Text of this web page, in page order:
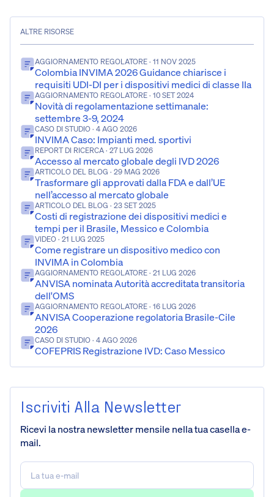
ALTRE RISORSE
AGGIORNAMENTO REGOLATORE · 11 NOV 2025
Colombia INVIMA 2026 Guidance chiarisce i
requisiti UDI-DI per i dispositivi medici di classe IIa
AGGIORNAMENTO REGOLATORE · 10 SET 2024
Novità di regolamentazione settimanale:
settembre 3-9, 2024
CASO DI STUDIO · 4 AGO 2026
INVIMA Caso: Impianti med. sportivi
REPORT DI RICERCA · 27 LUG 2026
Accesso al mercato globale degli IVD 2026
ARTICOLO DEL BLOG · 29 MAG 2026
Trasformare gli approvati dalla FDA e dall’UE
nell’accesso al mercato globale
ARTICOLO DEL BLOG · 23 SET 2025
Costi di registrazione dei dispositivi medici e
tempi per il Brasile, Messico e Colombia
VIDEO · 21 LUG 2025
Come registrare un dispositivo medico con
INVIMA in Colombia
AGGIORNAMENTO REGOLATORE · 21 LUG 2026
ANVISA nominata Autorità accreditata transitoria
dell'OMS
AGGIORNAMENTO REGOLATORE · 16 LUG 2026
ANVISA Cooperazione regolatoria Brasile-Cile
2026
CASO DI STUDIO · 4 AGO 2026
COFEPRIS Registrazione IVD: Caso Messico
Iscriviti Alla Newsletter
Ricevi la nostra newsletter mensile nella tua casella e-
mail.